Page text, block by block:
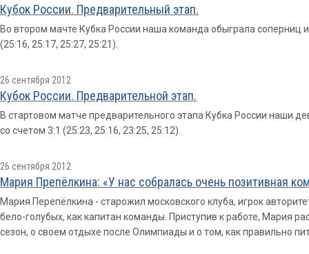
Кубок России. Предварительный этап.
Во втором мачте Кубка России наша команда обыграла соперниц
(25:16, 25:17, 25:27, 25:21).
26 сентября 2012
Кубок России. Предварительной этап.
В стартовом матче предварительного этапа Кубка России наши
со счетом 3:1 (25:23, 25:16, 23:25, 25:12).
26 сентября 2012
Мария Препёлкина: «У нас собралась очень позитивная
Мария Перепёлкина - старожил московского клуба, игрок
бело-голубых, как капитан команды. Приступив к работе, Мария
сезон, о своем отдыхе после Олимпиады и о том, как правильно